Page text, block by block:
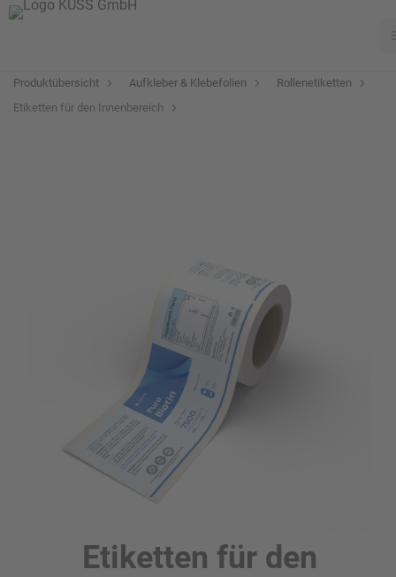
Produktübersicht Aufkleber & Klebefolien
Rollenetiketten
Etiketten für den Innenbereich
Etiketten für den